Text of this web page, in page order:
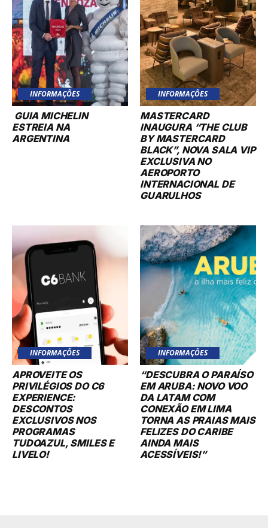
INFORMAÇÕES
GUIA MICHELIN
ESTREIA NA
ARGENTINA
INFORMAÇÕES
MASTERCARD
INAUGURA “THE CLUB
BY MASTERCARD
BLACK”, NOVA SALA VIP
EXCLUSIVA NO
AEROPORTO
INTERNACIONAL DE
GUARULHOS
INFORMAÇÕES
APROVEITE OS
PRIVILÉGIOS DO C6
EXPERIENCE:
DESCONTOS
EXCLUSIVOS NOS
PROGRAMAS
TUDOAZUL, SMILES E
LIVELO!
INFORMAÇÕES
“DESCUBRA O PARAÍSO
EM ARUBA: NOVO VOO
DA LATAM COM
CONEXÃO EM LIMA
TORNA AS PRAIAS MAIS
FELIZES DO CARIBE
AINDA MAIS
ACESSÍVEIS!”